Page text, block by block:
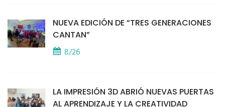
NUEVA EDICIÓN DE “TRES GENERACIONES
CANTAN”
8/26
LA IMPRESIÓN 3D ABRIÓ NUEVAS PUERTAS
AL APRENDIZAJE Y LA CREATIVIDAD